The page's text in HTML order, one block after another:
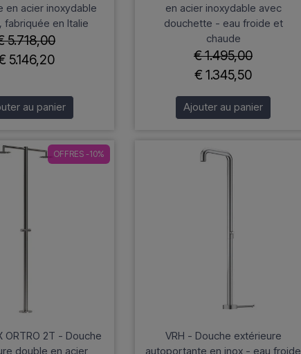
en acier inoxydable
fabriquée en Italie
5.718,00
5.146,20
au panier
en acier inoxydable avec
douchette - eau froide et
chaude
€ 1.495,00
€ 1.345,50
Ajouter au panier
OFFRES -10%
ORTRO 2T - Douche
double en acier
VRH - Douche extérieure
autoportante en inox - eau froide